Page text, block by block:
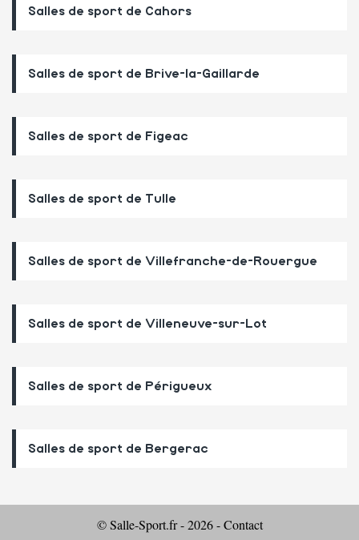
Salles de sport de Cahors
Salles de sport de Brive-la-Gaillarde
Salles de sport de Figeac
Salles de sport de Tulle
Salles de sport de Villefranche-de-Rouergue
Salles de sport de Villeneuve-sur-Lot
Salles de sport de Périgueux
Salles de sport de Bergerac
© Salle-Sport.fr - 2026 -Contact